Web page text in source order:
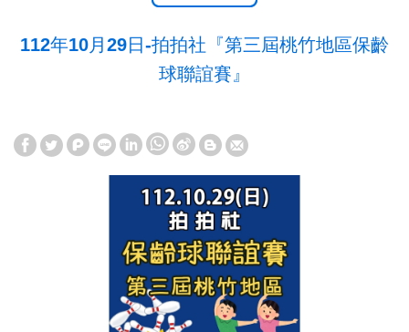
112年10月29日-拍拍社『第三屆桃竹地區保齡
球聯誼賽』